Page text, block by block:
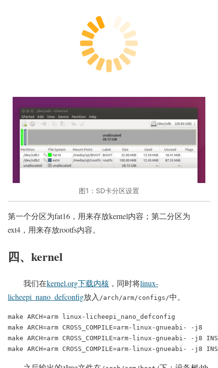
图1：SD卡分区设置
第一个分区为fat16，用来存放kernel内容；第二分区为
ext4，用来存放rootfs内容。
四、kernel
我们在kernel.org下载内核 ，同时将linux-
licheepi_nano_defconfig放入 /arch/arm/configs/中。
make ARCH=arm linux-licheepi_nano_defconfig
make ARCH=arm CROSS_COMPILE=arm-linux-gnueabi- -j8
make ARCH=arm CROSS_COMPILE=arm-linux-gnueabi- -j8
make ARCH=arm CROSS_COMPILE=arm-linux-gnueabi- -j8